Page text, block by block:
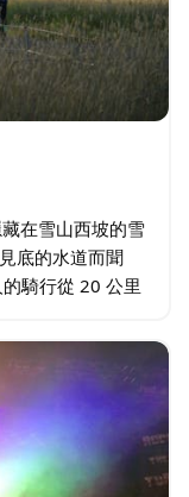
在雪山西坡的雪
底的水道而聞
騎行從 20 公里